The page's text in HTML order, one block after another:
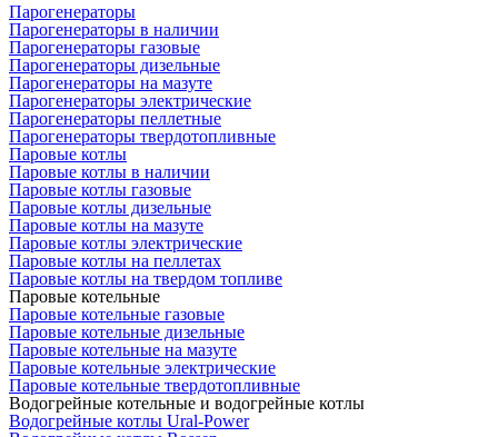
Парогенераторы
Парогенераторы в наличии
Парогенераторы газовые
Парогенераторы дизельные
Парогенераторы на мазуте
Парогенераторы электрические
Парогенераторы пеллетные
Парогенераторы твердотопливные
Паровые котлы
Паровые котлы в наличии
Паровые котлы газовые
Паровые котлы дизельные
Паровые котлы на мазуте
Паровые котлы электрические
Паровые котлы на пеллетах
Паровые котлы на твердом топливе
Паровые котельные
Паровые котельные газовые
Паровые котельные дизельные
Паровые котельные на мазуте
Паровые котельные электрические
Паровые котельные твердотопливные
Водогрейные котельные и водогрейные котлы
Водогрейные котлы Ural-Power